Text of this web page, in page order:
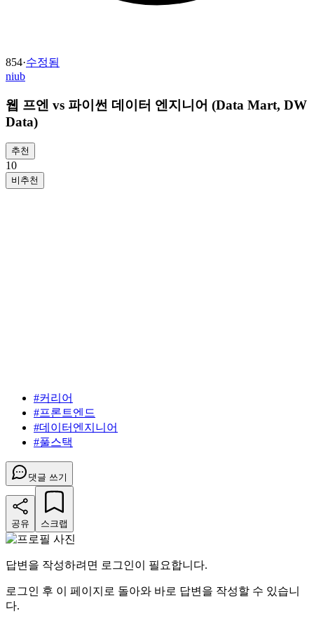
854·수정됨
niub
웹 프엔 vs 파이썬 데이터 엔지니어 (Data Mart, DW
Data)
추천
10
비추천
#커리어
#프론트엔드
#데이터엔지니어
#풀스택
댓글 쓰기
공유 스크랩
답변을 작성하려면 로그인이 필요합니다.
로그인 후 이 페이지로 돌아와 바로 답변을 작성할 수 있습니
다.